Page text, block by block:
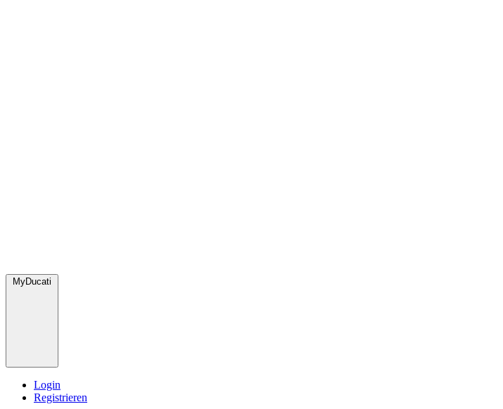
MyDucati
Login
Registrieren